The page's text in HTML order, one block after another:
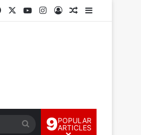
FacebookYouTubeInstagram
Log InRandom Article
Sidebar
Search
9POPULAR
ARTICLES